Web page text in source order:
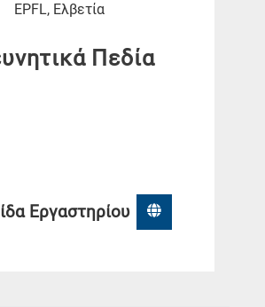
EPFL, Ελβετία
Πεδία
Εργαστηρίου